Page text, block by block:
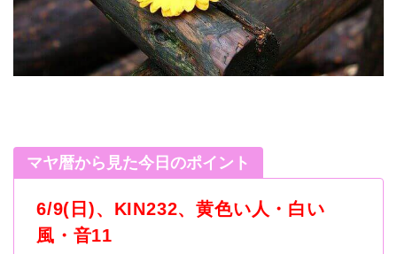
マヤ暦から見た今日のポイント
6/9(日 )、 KIN232、黄色い人・白い
風・音11